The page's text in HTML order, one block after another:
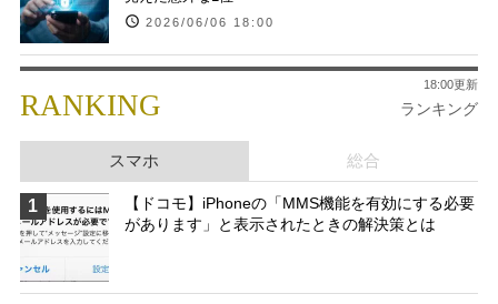
2026/06/06 18:00
RANKING ランキング
18:00更新
スマホ 総合
1
【ドコモ】iPhoneの「MMS機能を有効にする必要
があります」と表示されたときの解決策とは